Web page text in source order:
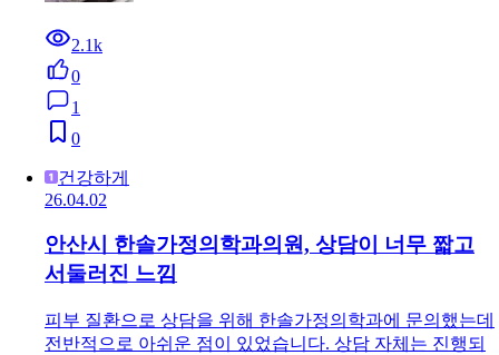
2.1k
0
1
0
건강하게
26.04.02
안산시 한솔가정의학과의원, 상담이 너무 짧고
서둘러진 느낌
피부 질환으로 상담을 위해 한솔가정의학과에 문의했는데
전반적으로 아쉬운 점이 있었습니다. 상담 자체는 진행되